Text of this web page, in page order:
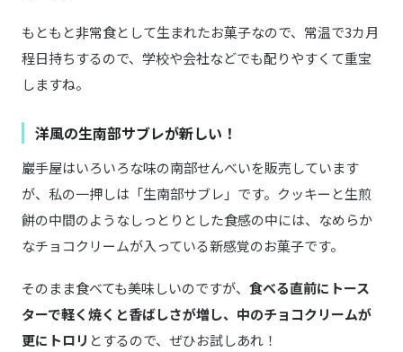
もともと非常食として生まれたお菓子なので、常温で3カ月
程日持ちするので、学校や会社などでも配りやすくて重宝
しますね。
洋風の生南部サブレが新しい！
巖手屋はいろいろな味の南部せんべいを販売しています
が、私の一押しは「生南部サブレ」です。クッキーと生煎
餅の中間のようなしっとりとした食感の中には、なめらか
なチョコクリームが入っている新感覚のお菓子です。
そのまま食べても美味しいのですが、 食べる直前にトース
ターで軽く焼くと香ばしさが増し、中のチョコクリームが
更にトロリ とするので、ぜひお試しあれ！